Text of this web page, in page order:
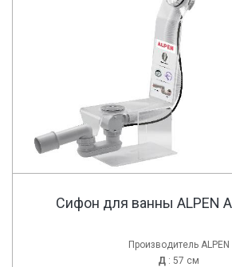
Сифон для ванны ALPEN
Производитель ALPEN
Д : 57 см